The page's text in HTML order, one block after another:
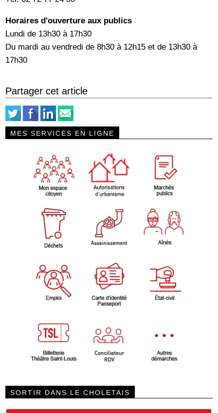
Horaires d'ouverture aux publics
Lundi de 13h30 à 17h30
Du mardi au vendredi de 8h30 à 12h15 et de 13h30 à
17h30
Partager cet article
MES SERVICES EN LIGNE
SORTIR DANS LE CHOLETAIS